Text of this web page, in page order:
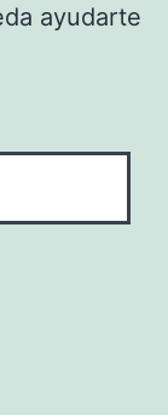
ayudarte